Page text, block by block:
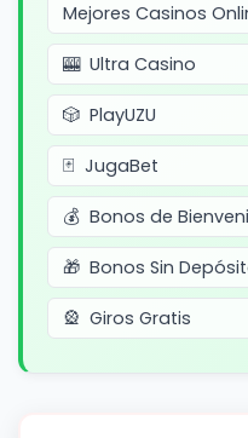
Mejores Casinos
Ultra Casino
PlayUZU
JugaBet
Bonos de
Bonos Sin
Giros Gratis